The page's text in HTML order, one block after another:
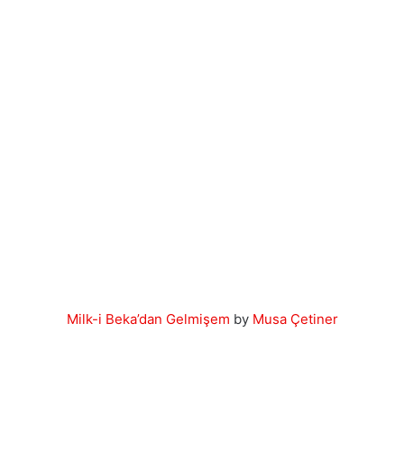
Milk-i Beka’dan Gelmişem by Musa Çetiner